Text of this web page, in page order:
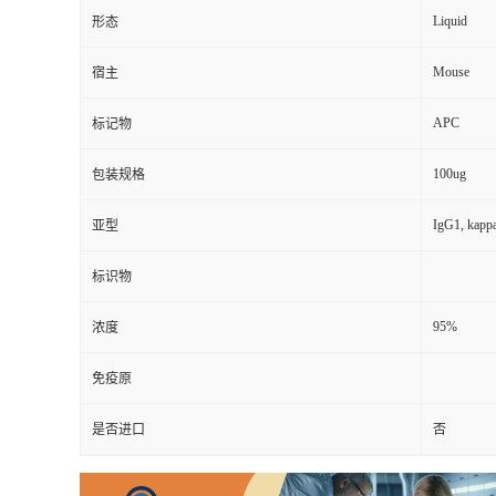
形态 Liquid
宿主 Mouse
标记物 APC
包装规格 100ug
亚型 IgG1,
标识物
浓度 95%
免疫原
是否进口 否